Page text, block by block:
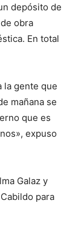
depósito de
obra
En total
la gente que
mañana se
que es
expuso
Galaz y
para